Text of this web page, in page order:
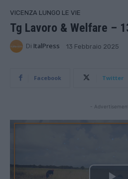
VICENZA LUNGO LE VIE
Tg Lavoro & Welfare –
Di ItalPress 13 Febbraio 2025
Facebook Twitter
- Advertisement